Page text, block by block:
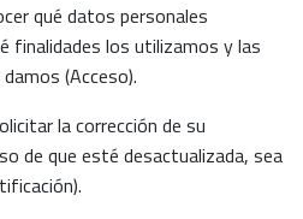
qué datos personales
finalidades los utilizamos y las
(Acceso).
la corrección de su
de que esté desactualizada, sea